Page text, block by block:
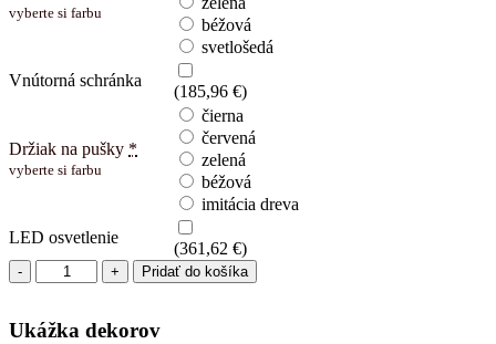
vyberte si farbu
béžová
svetlošedá
Vnútorná schránka
(185,96 €)
Držiak na pušky *
vyberte si farbu
čierna
červená
zelená
béžová
imitácia dreva
LED osvetlenie
(361,62 €)
množstvo
Scrigno
(decor)
Pridať do košíka
Ukážka dekorov